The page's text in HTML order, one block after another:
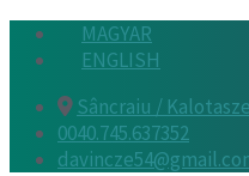
Skip
Skip
navigation
Skip
MAGYAR
ENGLISH
Sâncraiu /
0040.745.637352